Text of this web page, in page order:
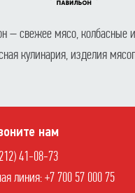
– свежее мясо, колбасные
кулинария, изделия
нам
41-08-73
линия: +7 700 57 000 75